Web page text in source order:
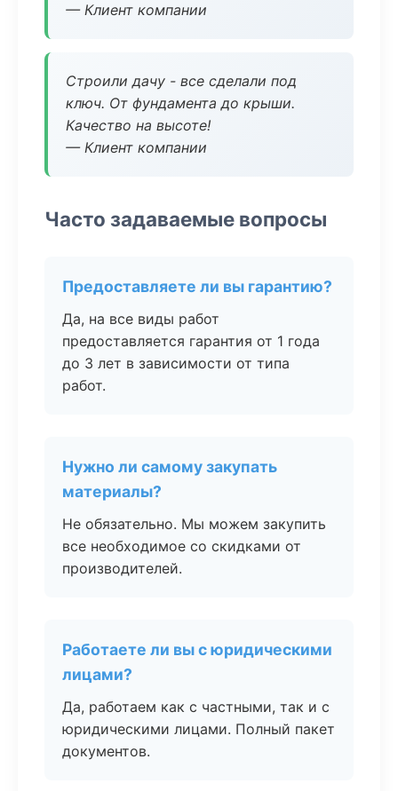
— Клиент компании
Строили дачу - все сделали под
ключ. От фундамента до крыши.
Качество на высоте!
— Клиент компании
Часто задаваемые вопросы
Предоставляете ли вы гарантию?
Да, на все виды работ
предоставляется гарантия от 1 года
до 3 лет в зависимости от типа
работ.
Нужно ли самому закупать
материалы?
Не обязательно. Мы можем закупить
все необходимое со скидками от
производителей.
Работаете ли вы с юридическими
лицами?
Да, работаем как с частными, так и с
юридическими лицами. Полный пакет
документов.